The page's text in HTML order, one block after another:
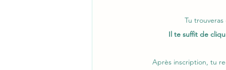
Tu
Il te suffit de
Après inscription, tu